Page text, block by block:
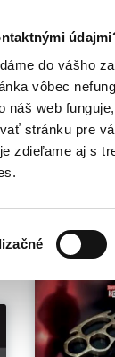
do vášho
vôbec
web
stránku pre
zdieľame aj s
Doplnky
teba